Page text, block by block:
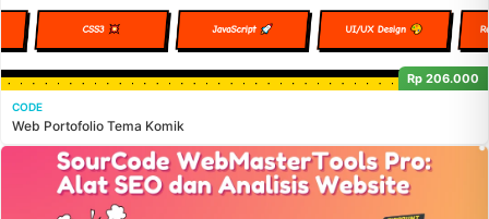
Rp 206.000
CODE
Web Portofolio Tema Komik